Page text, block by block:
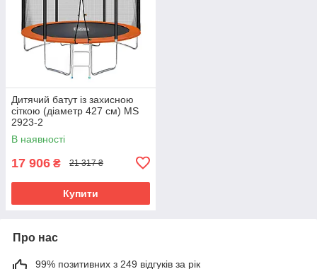
Дитячий батут із захисною
сіткою (діаметр 427 см) MS
2923-2
В наявності
17 906 ₴ 21 317 ₴
Купити
Про нас
99% позитивних з 249 відгуків за рік